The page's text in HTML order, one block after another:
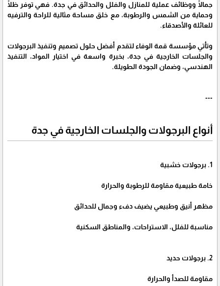
جمالًا ووظائف عملية للمنازل والفلل والحدائق في جدة. فهي توفر ظلًا
وحماية من الشمس والرطوبة، مع خلق مساحة مثالية للراحة والترفيه
للعائلة والأصدقاء.
وتأتي مؤسسة قمة الوفاء لتقدم أفضل حلول تصميم وتنفيذ البرجولات
والجلسات الخارجية في جدة، بخبرة واسعة في اختيار المواد، التنفيذ
الهندسي، وضمان الجودة الطويلة.
---
أنواع البرجولات والجلسات الخارجية في جدة
1. برجولات خشبية
خامة طبيعية مقاومة للرطوبة والحرارة
مظهر أنيق وطبيعي يضيف دفء وجمال للحدائق
مناسبة للفلل، الاستراحات، والمناطق السكنية
2. برجولات حديد
مقاومة للصدأ والحرارة